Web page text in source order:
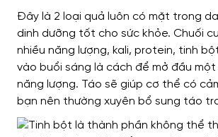
Đây là 2 loại quả luôn có mặt trong
dinh dưỡng tốt cho sức khỏe. Chuối
nhiều năng lượng, kali, protein, tinh
vào buổi sáng là cách để mở đầu
năng lượng. Táo sẽ giúp cơ thể có
bạn nên thường xuyên bổ sung táo